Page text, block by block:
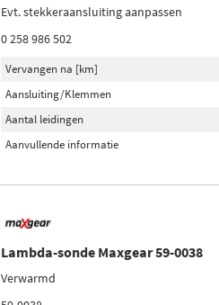
Evt. stekkeraansluiting aanpassen
0 258 986 502
Vervangen na [km]
Aansluiting/Klemmen
Aantal leidingen
Aanvullende informatie
Lambda-sonde Maxgear 59-0038
Verwarmd